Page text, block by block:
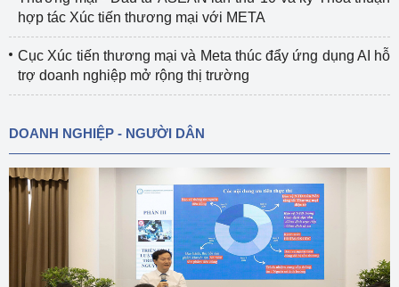
hợp tác Xúc tiến thương mại với META
Cục Xúc tiến thương mại và Meta thúc đẩy ứng dụng AI hỗ
trợ doanh nghiệp mở rộng thị trường
DOANH NGHIỆP - NGƯỜI DÂN